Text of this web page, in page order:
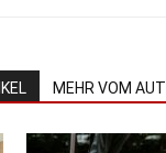
MEHR VOM